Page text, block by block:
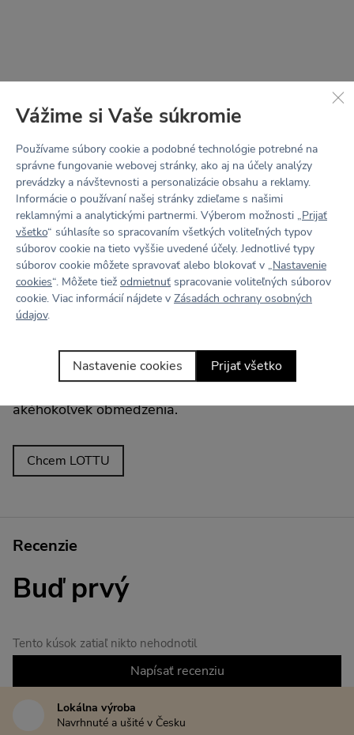
STRIH
LOTTA
V jednoduchosti je sila.
Minimum švov, hladký vzhľad a pohodlie na prvom
mieste. Strih, ktorý kopíruje línie, podporí
akéhokoľvek obmedzenia.
Chcem LOTTU
Recenzie
Buď prvý
Tento kúsok zatiaľ nikto nehodnotil
Napísať recenziu
Lokálna výroba
Navrhnuté a ušité v Česku
Vážime si Vaše súkromie
Používame súbory cookie a podobné technológie potrebné na
správne fungovanie webovej stránky, ako aj na účely analýzy
prevádzky a návštevnosti a personalizácie obsahu a reklamy.
Informácie o používaní našej stránky zdieľame s našimi
reklamnými a analytickými partnermi. Výberom možnosti „Prijať
všetko“ súhlasíte so spracovaním všetkých voliteľných typov
súborov cookie na tieto vyššie uvedené účely. Jednotlivé typy
súborov cookie môžete spravovať alebo blokovať v „Nastavenie
cookies“. Môžete tiež odmietnuť spracovanie voliteľných súborov
cookie. Viac informácií nájdete v Zásadách ochrany osobných
údajov.
Nastavenie cookies Prijať všetko